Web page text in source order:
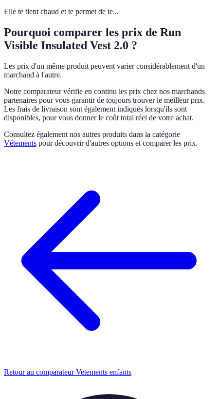
Elle te tient chaud et te permet de te...
Pourquoi comparer les prix de Run
Visible Insulated Vest 2.0 ?
Les prix d'un même produit peuvent varier considérablement d'un
marchand à l'autre.
Notre comparateur vérifie en continu les prix chez nos marchands
partenaires pour vous garantir de toujours trouver le meilleur prix.
Les frais de livraison sont également indiqués lorsqu'ils sont
disponibles, pour vous donner le coût total réel de votre achat.
Consultez également nos autres produits dans la catégorie
Vêtements pour découvrir d'autres options et comparer les prix.
Retour au comparateur Vetements enfants